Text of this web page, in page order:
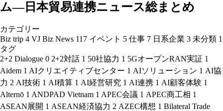
ム―日本貿易連携ニュース総まとめ
カテゴリー
Biz trip 4 VJ Biz News 117 イベント 5 仕事 7 日系企業 3 未分類 1
タグ
2+2 Dialogue 0 2+2対話 1 50社協力 1 5GオープンRAN実証 1
Aidem 1 AIクリエイティブセンター 1 AIソリューション 1 AI協
力 2 AI技術 1 AI積算 1 AI経営研究 1 AI連携 1 AI顧客体験 1
Alternō 1 ANDPAD Vietnam 1 APEC会議 1 APEC商工相 1
ASEAN展開 1 ASEAN経済協力 2 AZEC構想 1 Bilateral Trade